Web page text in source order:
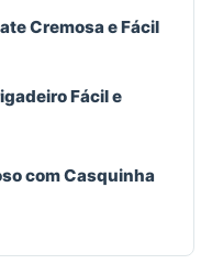
Cremosa e Fácil
Fácil e
com Casquinha